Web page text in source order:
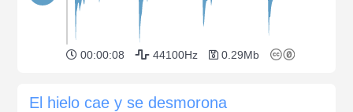
00:00:08 44100Hz 0.29Mb
El hielo cae y se desmorona